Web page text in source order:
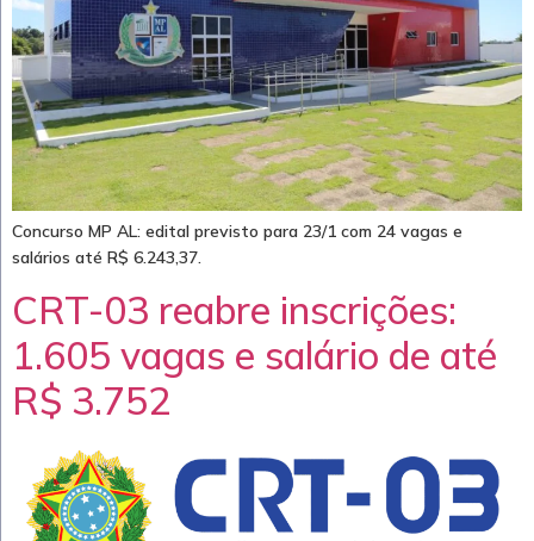
Concurso MP AL: edital previsto para 23/1 com 24 vagas e
salários até R$ 6.243,37.
CRT-03 reabre inscrições:
1.605 vagas e salário de até
R$ 3.752